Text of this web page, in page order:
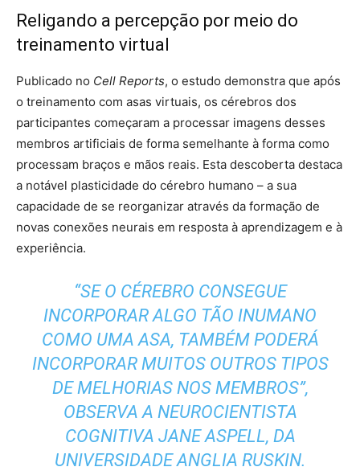
Religando a percepção por meio do
treinamento virtual
Publicado no Cell Reports, o estudo demonstra que após
o treinamento com asas virtuais, os cérebros dos
participantes começaram a processar imagens desses
membros artificiais de forma semelhante à forma como
processam braços e mãos reais. Esta descoberta destaca
a notável plasticidade do cérebro humano – a sua
capacidade de se reorganizar através da formação de
novas conexões neurais em resposta à aprendizagem e à
experiência.
“SE O CÉREBRO CONSEGUE
INCORPORAR ALGO TÃO INUMANO
COMO UMA ASA, TAMBÉM PODERÁ
INCORPORAR MUITOS OUTROS TIPOS
DE MELHORIAS NOS MEMBROS”,
OBSERVA A NEUROCIENTISTA
COGNITIVA JANE ASPELL, DA
UNIVERSIDADE ANGLIA RUSKIN.